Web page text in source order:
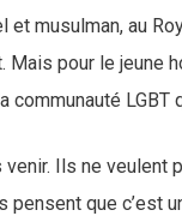
musulman, au
Mais pour le jeune
LGBT
Ils ne veulent
pensent que c’est